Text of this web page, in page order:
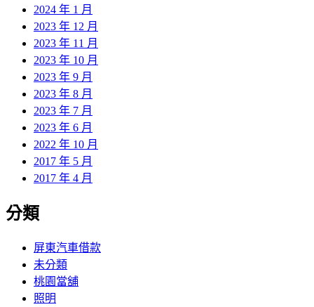
2024 年 1 月
2023 年 12 月
2023 年 11 月
2023 年 10 月
2023 年 9 月
2023 年 8 月
2023 年 7 月
2023 年 6 月
2022 年 10 月
2017 年 5 月
2017 年 4 月
分類
屏東汽車借款
未分類
桃園當舖
照明